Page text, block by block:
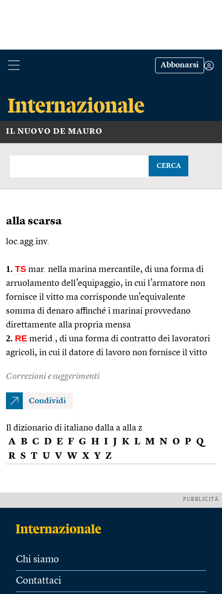
Abbonarsi
IL NUOVO DE MAURO
CERCA
alla scarsa
loc.agg.inv.
1. TS mar. nella marina mercantile, di una forma di
arruolamento dell’equipaggio, in cui l’armatore non
fornisce il vitto ma corrisponde un’equivalente
somma di denaro affinché i marinai provvedano
direttamente alla propria mensa
2. RE merid. , di una forma di contratto dei lavoratori
agricoli, in cui il datore di lavoro non fornisce il vitto
Correzioni e suggerimenti
Condividi
Il dizionario di italiano dalla a alla z
A B C D E F G H I J K L M N O P Q
R S T U V W X Y Z
PUBBLICITÀ
Chi siamo
Contattaci